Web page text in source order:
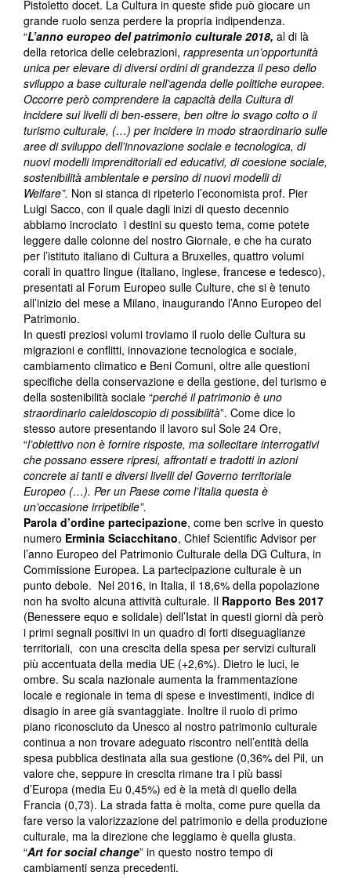
Pistoletto docet. La Cultura in queste sfide può giocare un
grande ruolo senza perdere la propria indipendenza.
“L’anno europeo del patrimonio culturale 2018, al di là
della retorica delle celebrazioni, rappresenta un’opportunità
unica per elevare di diversi ordini di grandezza il peso dello
sviluppo a base culturale nell’agenda delle politiche europee.
Occorre però comprendere la capacità della Cultura di
incidere sui livelli di ben-essere, ben oltre lo svago colto o il
turismo culturale, (…) per incidere in modo straordinario sulle
aree di sviluppo dell’innovazione sociale e tecnologica, di
nuovi modelli imprenditoriali ed educativi, di coesione sociale,
sostenibilità ambientale e persino di nuovi modelli di
Welfare”. Non si stanca di ripeterlo l’economista prof. Pier
Luigi Sacco, con il quale dagli inizi di questo decennio
abbiamo incrociato i destini su questo tema, come potete
leggere dalle colonne del nostro Giornale, e che ha curato
per l’istituto italiano di Cultura a Bruxelles, quattro volumi
corali in quattro lingue (italiano, inglese, francese e tedesco),
presentati al Forum Europeo sulle Culture, che si è tenuto
all’inizio del mese a Milano, inaugurando l’Anno Europeo del
Patrimonio.
In questi preziosi volumi troviamo il ruolo delle Cultura su
migrazioni e conflitti, innovazione tecnologica e sociale,
cambiamento climatico e Beni Comuni, oltre alle questioni
specifiche della conservazione e della gestione, del turismo e
della sostenibilità sociale “perché il patrimonio è uno
straordinario caleidoscopio di possibilità”. Come dice lo
stesso autore presentando il lavoro sul Sole 24 Ore,
“l’obiettivo non è fornire risposte, ma sollecitare interrogativi
che possano essere ripresi, affrontati e tradotti in azioni
concrete ai tanti e diversi livelli del Governo territoriale
Europeo (…). Per un Paese come l’Italia questa è
un’occasione irripetibile”.
Parola d’ordine partecipazione, come ben scrive in questo
numero Erminia Sciacchitano, Chief Scientific Advisor per
l’anno Europeo del Patrimonio Culturale della DG Cultura, in
Commissione Europea. La partecipazione culturale è un
punto debole. Nel 2016, in Italia, il 18,6% della popolazione
non ha svolto alcuna attività culturale. Il Rapporto Bes 2017
(Benessere equo e solidale) dell’Istat in questi giorni dà però
i primi segnali positivi in un quadro di forti diseguaglianze
territoriali, con una crescita della spesa per servizi culturali
più accentuata della media UE (+2,6%). Dietro le luci, le
ombre. Su scala nazionale aumenta la frammentazione
locale e regionale in tema di spese e investimenti, indice di
disagio in aree già svantaggiate. Inoltre il ruolo di primo
piano riconosciuto da Unesco al nostro patrimonio culturale
continua a non trovare adeguato riscontro nell’entità della
spesa pubblica destinata alla sua gestione (0,36% del Pil, un
valore che, seppure in crescita rimane tra i più bassi
d’Europa (media Eu 0,45%) ed è la metà di quello della
Francia (0,73). La strada fatta è molta, come pure quella da
fare verso la valorizzazione del patrimonio e della produzione
culturale, ma la direzione che leggiamo è quella giusta.
“Art for social change” in questo nostro tempo di
cambiamenti senza precedenti.